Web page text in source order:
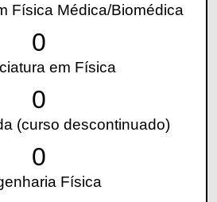
Física Médica/Biomédica
0
em Física
0
(curso descontinuado)
0
Física